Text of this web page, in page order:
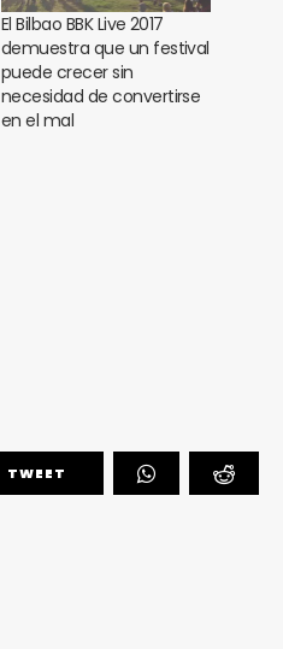
El Bilbao BBK Live 2017
demuestra que un festival
puede crecer sin
necesidad de convertirse
en el mal
TWEET